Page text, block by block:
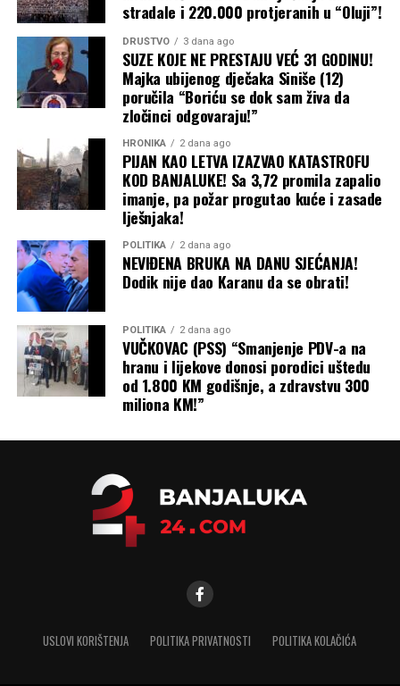
uvođenje transparentnog nadzora;
Hitnu pomoć poljoprivrednicimapogođenim
sušom i ulaganje u sisteme za navodnjavanje;
Donošenje kriznog plana
i zaštitu najugroženijih kategorija stanovništva.
„Ovo nije prijedlog. Ovo je
zahtjev. Vrijeme je da vlast
preuzme odgovornost ili da
ode. Građani Republike
Srpske neće više trpjeti
neodgovornost,
nesposobnost i političko
oglašavanje na račun
njihove egzistencije“,
zaključio je Aleksandar
Simić.
stradale i 220.000 protjeranih u “Oluji”!
DRUŠTVO 3 dana ago
SUZE KOJE NE PRESTAJU VEĆ 31 GODINU!
Majka ubijenog dječaka Siniše (12)
poručila “Boriću se dok sam živa da
zločinci odgovaraju!”
HRONIKA 2 dana ago
PIJAN KAO LETVA IZAZVAO KATASTROFU
KOD BANJALUKE! Sa 3,72 promila zapalio
imanje, pa požar progutao kuće i zasade
lješnjaka!
POLITIKA 2 dana ago
NEVIĐENA BRUKA NA DANU SJEĆANJA!
Dodik nije dao Karanu da se obrati!
POLITIKA 2 dana ago
VUČKOVAC (PSS) “Smanjenje PDV-a na
hranu i lijekove donosi porodici uštedu
od 1.800 KM godišnje, a zdravstvu 300
miliona KM!”
USLOVI KORIŠTENJA POLITIKA PRIVATNOSTI POLITIKA KOLAČIĆA